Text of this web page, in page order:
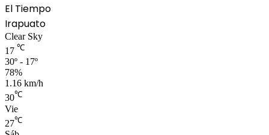
El Tiempo
Irapuato
Clear Sky
17 ℃
30º - 17º
78%
1.16 km/h
30℃
Vie
27℃